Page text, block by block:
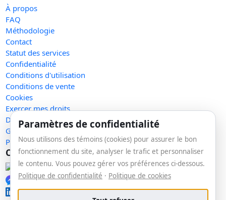
À propos
FAQ
Méthodologie
Contact
Statut des services
Confidentialité
Conditions d'utilisation
Conditions de vente
Cookies
Exercer mes droits
Demande de retrait
Gérer les témoins
Plan du site
Communauté
Facebook
Messenger
LinkedIn
Paramètres de confidentialité
Nous utilisons des témoins (cookies) pour assurer le bon
fonctionnement du site, analyser le trafic et personnaliser
le contenu. Vous pouvez gérer vos préférences ci-dessous.
Politique de confidentialité · Politique de cookies